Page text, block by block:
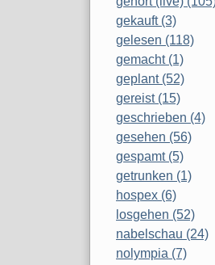
gekauft (3)
gelesen (118)
gemacht (1)
geplant (52)
gereist (15)
geschrieben (4)
gesehen (56)
gespamt (5)
getrunken (1)
hospex (6)
losgehen (52)
nabelschau (24)
nolympia (7)